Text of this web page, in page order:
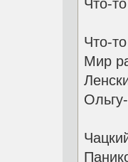
Что-
Что-
Мир